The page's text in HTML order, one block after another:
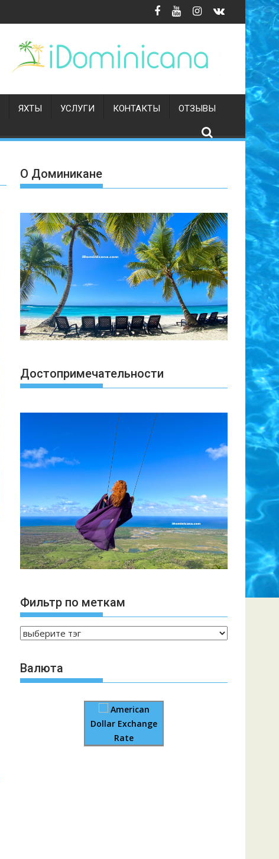
ЯХТЫ УСЛУГИ КОНТАКТЫ ОТЗЫВЫ
О Доминикане
Достопримечательности
Фильтр по меткам
Валюта
American
Dollar Exchange
Rate